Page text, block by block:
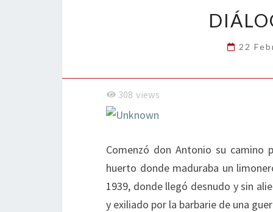
22
308 views
Comenzó don Antonio su
huerto donde maduraba un
1939, donde llegó desnudo y sin
y exiliado por la barbarie de una